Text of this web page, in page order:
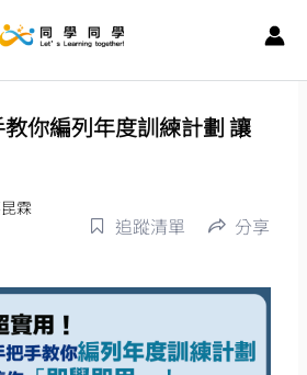
你編列年度訓練計劃 讓
霖
追蹤清單 分享